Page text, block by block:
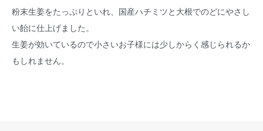
粉末生姜をたっぷりといれ、国産ハチミツと大根でのどにやさし
い飴に仕上げました。
生姜が効いているので小さいお子様には少しからく感じられるか
もしれません。